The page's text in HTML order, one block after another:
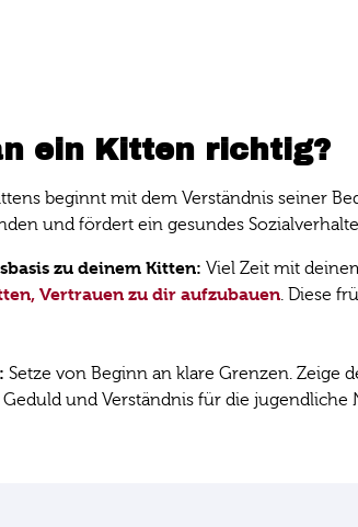
ein Kitten richtig?
beginnt mit dem Verständnis seiner
und fördert ein gesundes
zu deinem Kitten: Viel Zeit mit
Vertrauen zu dir aufzubauen . Diese
Setze von Beginn an klare Grenzen. Zeige
und Verständnis für die jugendliche